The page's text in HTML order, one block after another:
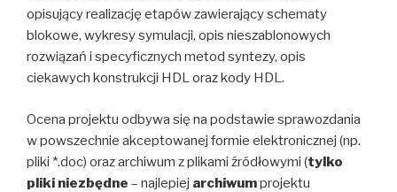
opisujący realizację etapów zawierający schematy
blokowe, wykresy symulacji, opis nieszablonowych
rozwiązań i specyficznych metod syntezy, opis
ciekawych konstrukcji HDL oraz kody HDL.
Ocena projektu odbywa się na podstawie sprawozdania
w powszechnie akceptowanej formie elektronicznej (np.
pliki *.doc) oraz archiwum z plikami źródłowymi (tylko
pliki niezbędne – najlepiej archiwumprojektu